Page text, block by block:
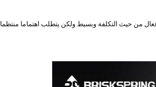
فعال من حيث التكلفة وبسيط ولكن يتطلب اهتماما منتظما